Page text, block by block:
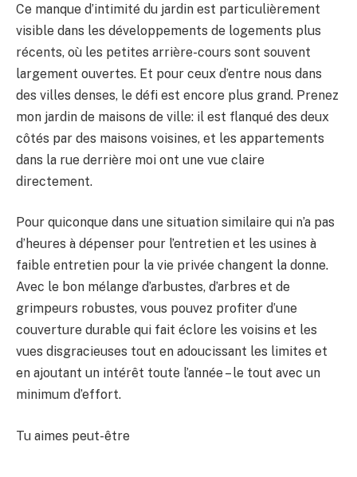
Ce manque d’intimité du jardin est particulièrement
visible dans les développements de logements plus
récents, où les petites arrière-cours sont souvent
largement ouvertes. Et pour ceux d’entre nous dans
des villes denses, le défi est encore plus grand. Prenez
mon jardin de maisons de ville: il est flanqué des deux
côtés par des maisons voisines, et les appartements
dans la rue derrière moi ont une vue claire
directement.
Pour quiconque dans une situation similaire qui n’a pas
d’heures à dépenser pour l’entretien et les usines à
faible entretien pour la vie privée changent la donne.
Avec le bon mélange d’arbustes, d’arbres et de
grimpeurs robustes, vous pouvez profiter d’une
couverture durable qui fait éclore les voisins et les
vues disgracieuses tout en adoucissant les limites et
en ajoutant un intérêt toute l’année – le tout avec un
minimum d’effort.
Tu aimes peut-être